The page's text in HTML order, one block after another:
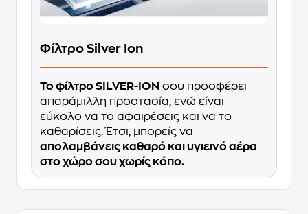
Φίλτρο Silver Ion
Το φίλτρο SILVER-ION σου προσφέρει
απαράμιλλη προστασία, ενώ είναι
εύκολο να το αφαιρέσεις και να το
καθαρίσεις. Έτσι, μπορείς να
απολαμβάνεις καθαρό και υγιεινό αέρα
στο χώρο σου χωρίς κόπο.